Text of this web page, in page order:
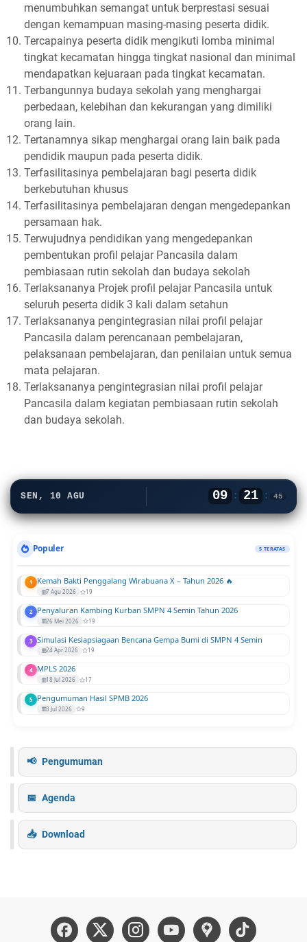
menumbuhkan semangat untuk berprestasi sesuai
dengan kemampuan masing-masing peserta didik.
Tercapainya peserta didik mengikuti lomba minimal
tingkat kecamatan hingga tingkat nasional dan minimal
mendapatkan kejuaraan pada tingkat kecamatan.
Terbangunnya budaya sekolah yang menghargai
perbedaan, kelebihan dan kekurangan yang dimiliki
orang lain.
Tertanamnya sikap menghargai orang lain baik pada
pendidik maupun pada peserta didik.
Terfasilitasinya pembelajaran bagi peserta didik
berkebutuhan khusus
Terfasilitasinya pembelajaran dengan mengedepankan
persamaan hak.
Terwujudnya pendidikan yang mengedepankan
pembentukan profil pelajar Pancasila dalam
pembiasaan rutin sekolah dan budaya sekolah
Terlaksananya Projek profil pelajar Pancasila untuk
seluruh peserta didik 3 kali dalam setahun
Terlaksananya pengintegrasian nilai profil pelajar
Pancasila dalam perencanaan pembelajaran,
pelaksanaan pembelajaran, dan penilaian untuk semua
mata pelajaran.
Terlaksananya pengintegrasian nilai profil pelajar
Pancasila dalam kegiatan pembiasaan rutin sekolah
dan budaya sekolah.
SEN, 10 AGU 09 : 21 : 45
Populer 5 TERATAS
1 Kemah Bakti Penggalang Wirabuana X – Tahun 2026 🔥
7 Agu 2026 19
2 Penyaluran Kambing Kurban SMPN 4 Semin Tahun 2026
26 Mei 2026 19
3 Simulasi Kesiapsiagaan Bencana Gempa Bumi di SMPN 4 Semin
24 Apr 2026 19
4 MPLS 2026
18 Jul 2026 17
5 Pengumuman Hasil SPMB 2026
3 Jul 2026 9
Pengumuman
Agenda
Download